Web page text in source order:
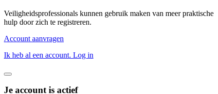
Veiligheidsprofessionals kunnen gebruik maken van meer praktische
hulp door zich te registreren.
Account aanvragen
Ik heb al een account. Log in
Je account is actief